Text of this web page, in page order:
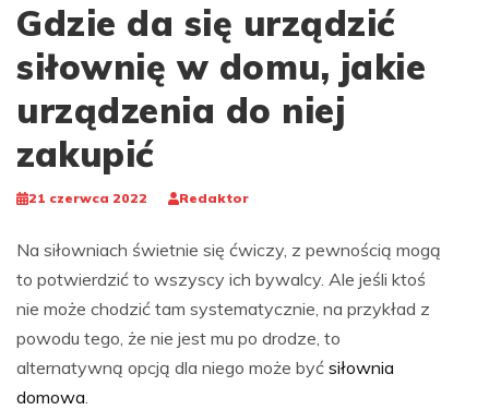
Gdzie da się urządzić
siłownię w domu, jakie
urządzenia do niej
zakupić
21 czerwca 2022 Redaktor
Na siłowniach świetnie się ćwiczy, z pewnością mogą
to potwierdzić to wszyscy ich bywalcy. Ale jeśli ktoś
nie może chodzić tam systematycznie, na przykład z
powodu tego, że nie jest mu po drodze, to
alternatywną opcją dla niego może być siłownia
domowa.